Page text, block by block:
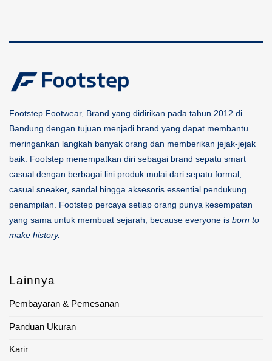
Footstep Footwear, Brand yang didirikan pada tahun 2012 di
Bandung dengan tujuan menjadi brand yang dapat membantu
meringankan langkah banyak orang dan memberikan jejak-jejak
baik. Footstep menempatkan diri sebagai brand sepatu smart
casual dengan berbagai lini produk mulai dari sepatu formal,
casual sneaker, sandal hingga aksesoris essential pendukung
penampilan. Footstep percaya setiap orang punya kesempatan
yang sama untuk membuat sejarah, because everyone is born to
make history.
Lainnya
Pembayaran & Pemesanan
Panduan Ukuran
Karir